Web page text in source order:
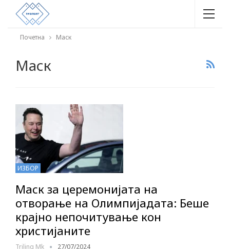
Почетна Маск
Маск
ИЗБОР
Маск за церемонијата на
отворање на Олимпијадата: Беше
крајно непочитување кон
христијаните
Triling Mk 27/07/2024